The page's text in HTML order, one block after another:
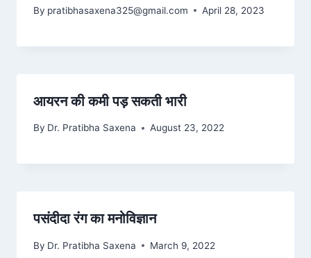
By pratibhasaxena325@gmail.com April 28, 2023
आयरन की कमी पड़ सकती भारी
By Dr. Pratibha Saxena August 23, 2022
पसंदीदा रंग का मनोविज्ञान
By Dr. Pratibha Saxena March 9, 2022